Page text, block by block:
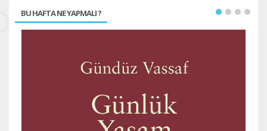
BU HAFTA NE YAPMALI ?